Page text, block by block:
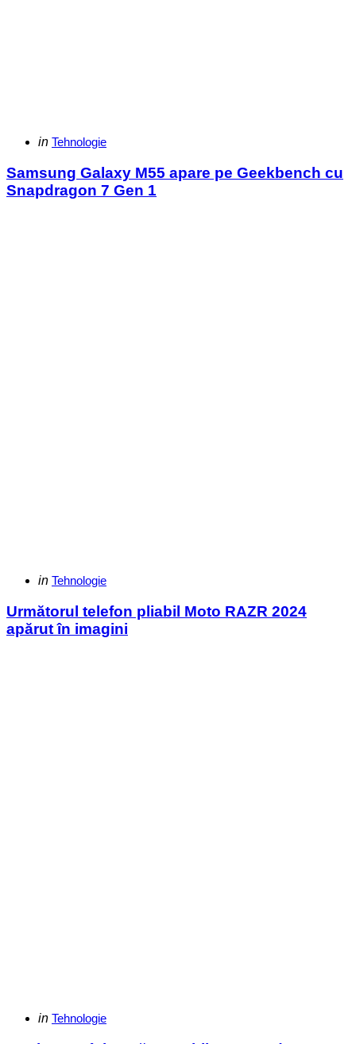
Categories
Posted
in Tehnologie
Samsung Galaxy M55 apare pe Geekbench cu
Snapdragon 7 Gen 1
Categories
Posted
in Tehnologie
Următorul telefon pliabil Moto RAZR 2024
apărut în imagini
Categories
Posted
in Tehnologie